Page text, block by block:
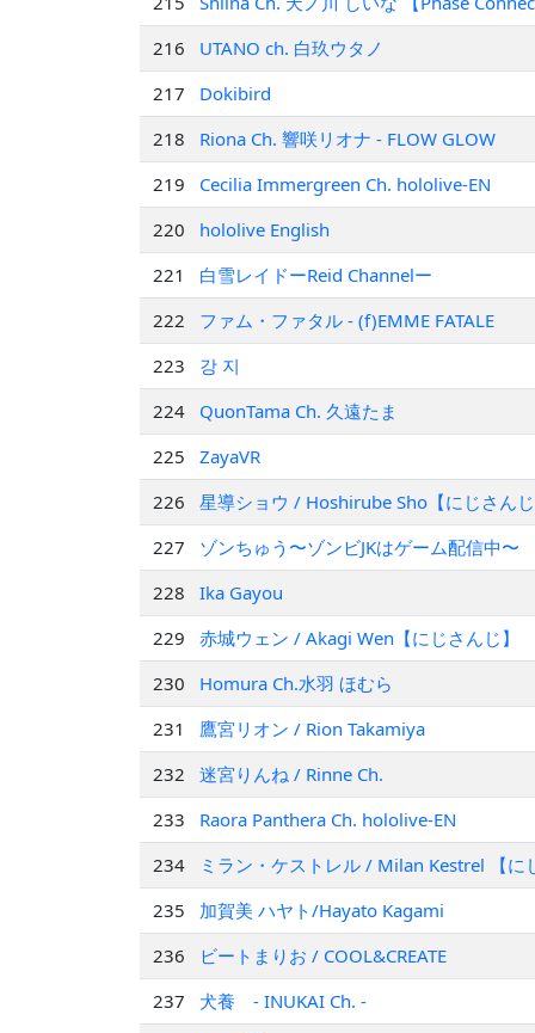
216
UTANO ch. 白玖ウタノ
217
Dokibird
218
Riona Ch. 響咲リオナ - FLOW GLOW
219
Cecilia Immergreen Ch. hololive-EN
220
hololive English
221
白雪レイドーReid Channelー
222
ファム・ファタル - (f)EMME FATALE
223
강 지
224
QuonTama Ch. 久遠たま
225
ZayaVR
226
星導ショウ / Hoshirube Sho【にじさんじ
227
ゾンちゅう〜ゾンビJKはゲーム配信中〜
228
Ika Gayou
229
赤城ウェン / Akagi Wen【にじさんじ】
230
Homura Ch.水羽 ほむら
231
鷹宮リオン / Rion Takamiya
232
迷宮りんね / Rinne Ch.
233
Raora Panthera Ch. hololive-EN
234
ミラン・ケストレル / Milan Kestrel 【に
235
加賀美 ハヤト/Hayato Kagami
236
ビートまりお / COOL&CREATE
237
犬養 - INUKAI Ch. -